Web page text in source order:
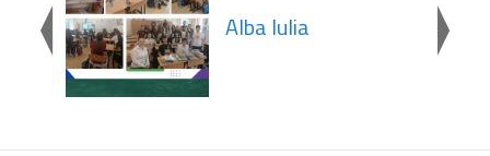
Alba Iulia